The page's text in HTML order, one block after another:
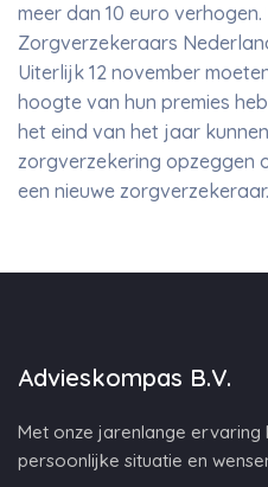
meer dan 10 euro
Zorgverzekeraars
Uiterlijk 12 november
hoogte van hun premies
het eind van het jaar
zorgverzekering opzeggen
een nieuwe zorgverzekeraar.
Advieskompas B.V.
Met onze jarenlange ervaring
persoonlijke situatie en